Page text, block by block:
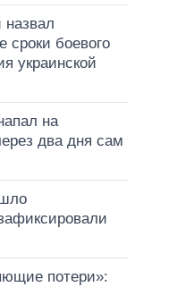
назвал
сроки боевого
украинской
на
два дня сам
потери»: